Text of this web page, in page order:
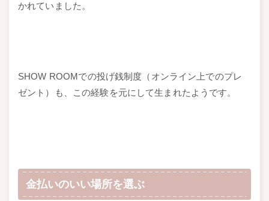
かれていました。
SHOW ROOMでの投げ銭制度（オンライン上でのプレ
ゼント）も、この経験を元にして生まれたようです。
金払いのいい場所を選ぶ